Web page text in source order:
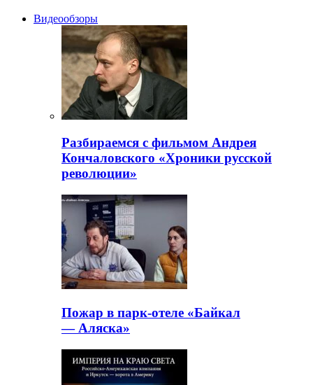
Видеообзоры
Разбираемся с фильмом Андрея
Кончаловского «Хроники русской
революции»
Пожар в парк-отеле «Байкал
— Аляска»